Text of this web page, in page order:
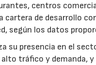
centros
de desarrollo
según los datos
su presencia en el
tráfico y demanda, y